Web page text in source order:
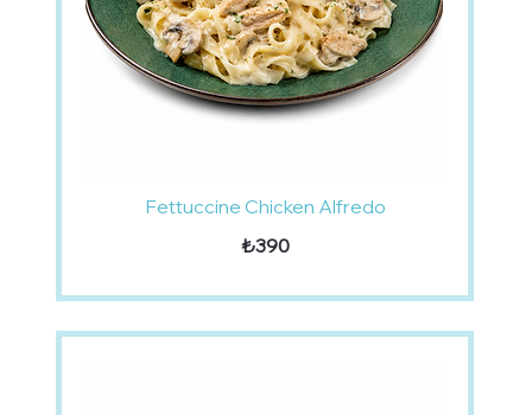
Fettuccine Chicken Alfredo
₺390